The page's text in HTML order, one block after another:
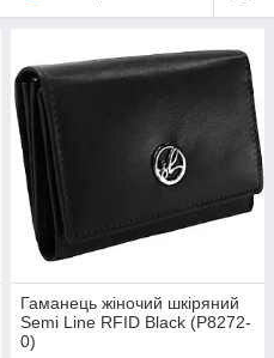
Гаманець жіночий шкіряний
Semi Line RFID Black (P8272-
0)